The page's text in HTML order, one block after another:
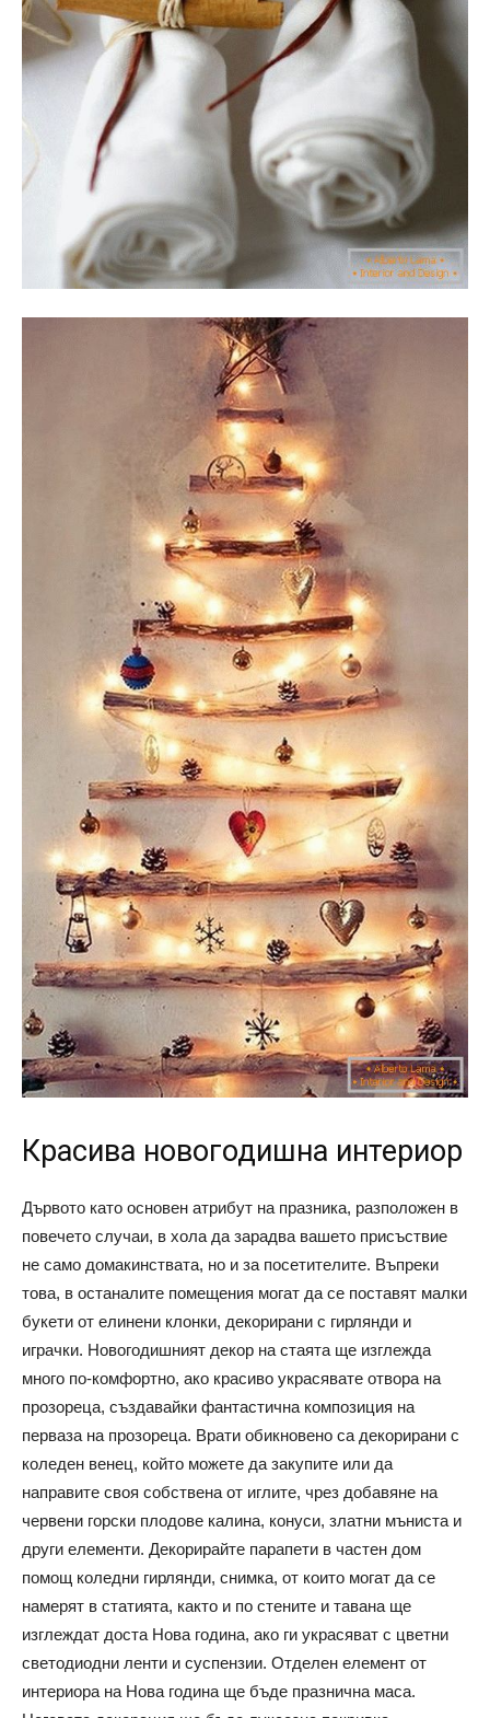
Красива новогодишна интериор
Дървото като основен атрибут на празника, разположен в
повечето случаи, в хола да зарадва вашето присъствие
не само домакинствата, но и за посетителите. Въпреки
това, в останалите помещения могат да се поставят малки
букети от елинени клонки, декорирани с гирлянди и
играчки. Новогодишният декор на стаята ще изглежда
много по-комфортно, ако красиво украсявате отвора на
прозореца, създавайки фантастична композиция на
перваза на прозореца. Врати обикновено са декорирани с
коледен венец, който можете да закупите или да
направите своя собствена от иглите, чрез добавяне на
червени горски плодове калина, конуси, златни мъниста и
други елементи. Декорирайте парапети в частен дом
помощ коледни гирлянди, снимка, от които могат да се
намерят в статията, както и по стените и тавана ще
изглеждат доста Нова година, ако ги украсяват с цветни
светодиодни ленти и суспензии. Отделен елемент от
интериора на Нова година ще бъде празнична маса.